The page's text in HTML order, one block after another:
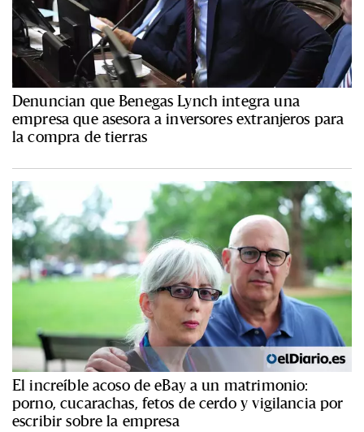
Denuncian que Benegas Lynch integra una
empresa que asesora a inversores extranjeros para
la compra de tierras
El increíble acoso de eBay a un matrimonio:
porno, cucarachas, fetos de cerdo y vigilancia por
escribir sobre la empresa